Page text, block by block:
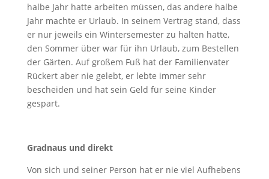
halbe Jahr hatte arbeiten müssen, das andere halbe
Jahr machte er Urlaub. In seinem Vertrag stand, dass
er nur jeweils ein Wintersemester zu halten hatte,
den Sommer über war für ihn Urlaub, zum Bestellen
der Gärten. Auf großem Fuß hat der Familienvater
Rückert aber nie gelebt, er lebte immer sehr
bescheiden und hat sein Geld für seine Kinder
gespart.
Gradnaus und direkt
Von sich und seiner Person hat er nie viel Aufhebens